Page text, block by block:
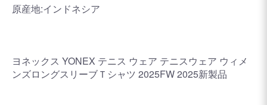
原産地:インドネシア
ヨネックス YONEX テニス ウェア テニスウェア ウィメ
ンズロングスリーブＴシャツ 2025FW 2025新製品